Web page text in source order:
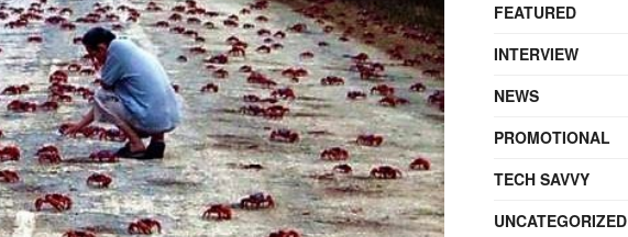
FEATURED
INTERVIEW
NEWS
PROMOTIONAL
TECH SAVVY
UNCATEGORIZED